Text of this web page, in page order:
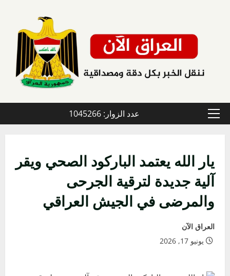
القائمة
عدد الزوار: 1045266
يار الله يعتمد الباركود الصحي ويقر
آلية جديدة لترقية الجرحى
والمرضى في الجيش العراقي
العراق الآن
يونيو 17, 2026